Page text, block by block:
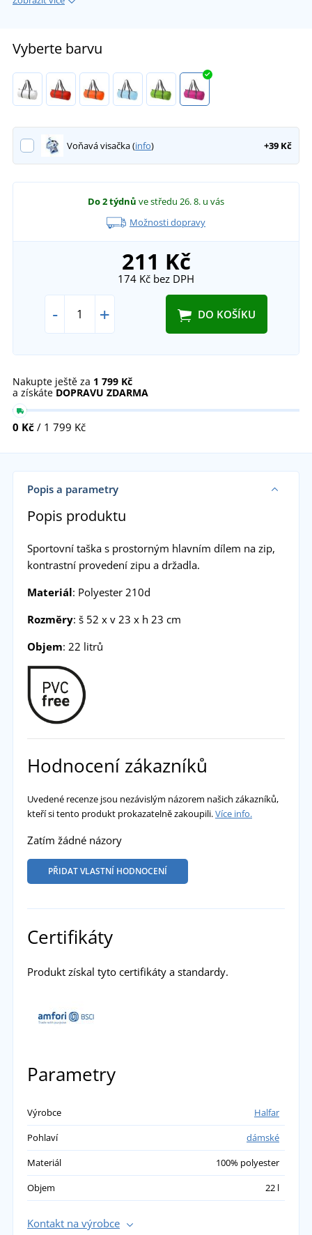
Vyberte barvu
Voňavá visačka (info) +39 Kč
Do 2 týdnů ve středu 26. 8. u vás
Možnosti dopravy
211 Kč
174 Kč bez DPH
- + DO KOŠÍKU
Nakupte ještě za 1 799 Kč
a získáte DOPRAVU ZDARMA
0 Kč / 1 799 Kč
Popis a parametry
Popis produktu
Sportovní taška s prostorným hlavním dílem na zip,
kontrastní provedení zipu a držadla.
Materiál: Polyester 210d
Rozměry: š 52 x v 23 x h 23 cm
Objem: 22 litrů
Hodnocení zákazníků
Uvedené recenze jsou nezávislým názorem našich zákazníků,
kteří si tento produkt prokazatelně zakoupili.Více info.
Zatím žádné názory
PŘIDAT VLASTNÍ HODNOCENÍ
Certifikáty
Produkt získal tyto certifikáty a standardy.
Parametry
Výrobce
Halfar
Pohlaví
dámské
Materiál
100% polyester
Objem
22 l
Kontakt na výrobce